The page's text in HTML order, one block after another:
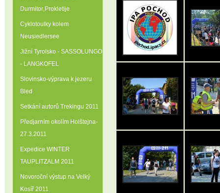
Durmitor‚Prokletije
Cyklotoulky kolem
Neusiedlersee
Jižní Tyrolsko - SASSOLUNGO
- LANGKOFEL
Slovinsko-výprava k jezeru
Bled
Setkání autorů Trekingu 2011
Předjarním okolím Holštejna-
27.3.2011
Expedice WINTER
TAUPLITZALM 2011
Novoroční výstup na Velký
Kosíř 2011